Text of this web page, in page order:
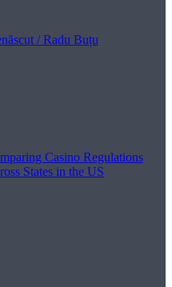
/ Radu Buțu
Casino Regulations
States in the US